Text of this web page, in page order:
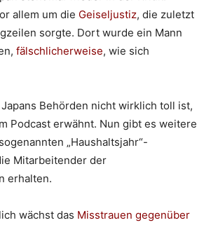
allem um die Geiseljustiz, die zuletzt
sorgte. Dort wurde ein Mann
fälschlicherweise, wie sich
Behörden nicht wirklich toll ist,
Podcast erwähnt. Nun gibt es weitere
„Haushaltsjahr“-
Mitarbeitender der
erhalten.
wächst das Misstrauen gegenüber